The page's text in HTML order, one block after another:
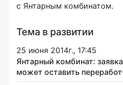
с Янтарным комбинатом.
Тема в развитии
25 июня 2014г., 17:45
Янтарный комбинат:
может оставить